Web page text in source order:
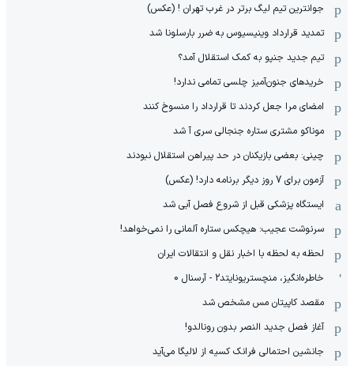
جوانترین تیم لیگ برتر در غرب تهران ! (عکس)
تمدید قرارداد وینیسیوس به ضرر بارسلونا شد
تیم جدید جنپو به کمک استقلال آمد؟
خریدهای جنون‌آمیز چلسی تمامی ندارد!
امضای مرا جعل کردند تا قرارداد را منسوخ کنند
موناکو مشتری ستاره جنجالی سری آ شد
چینی: بعضی بازیکنان در حد پیراهن استقلال نبودند
آزمون برای 7 روز دیگر برنامه دارد! (عکس)
ایستگاه پزشکی قبل از شروع فصل آبی شد
سرنوشت عجیب: هیچکس ستاره آلمانی را نمی‌خواهد!
لحظه به لحظه با اخبار نقل و انتقالات ایران
خاطره‌انگیز، منچستریونایتد2 - آرسنال 0
مقصد کاپیتان مس مشخص شد
آغاز فصل جدید النصر بدون رونالدو!
جانشین احتمالی فرانک کسیه از لالیگا می‌آید